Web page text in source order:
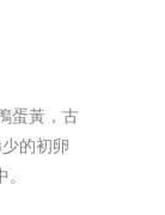
蛋黃，古
的初卵